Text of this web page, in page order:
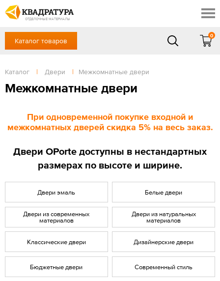
ОТДЕЛОЧНЫЕ МАТЕРИАЛЫ
Скидки
Акции
Готовые решения
Доставка и оплата
Отзывы
+7 (863) 309-13-16
Сб, Вс — выходной
ЗАКАЗАТЬ ЗВОНОК
Каталог товаров
0
Каталог | Двери | Межкомнатные двери
Межкомнатные двери
При одновременной покупке входной и
межкомнатных дверей скидка 5% на весь заказ.
Двери OPorte доступны в нестандартных
размерах по высоте и ширине.
Двери эмаль Белые двери
Двери из современных
материалов
Двери из натуральных
материалов
Классические двери Дизайнерские двери
Бюджетные двери Современный стиль